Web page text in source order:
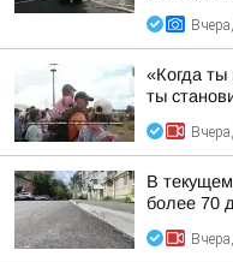
«Когда
ты
В текущем
более 70